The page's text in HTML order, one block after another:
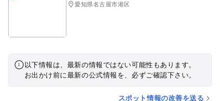
愛知県名古屋市港区
以下情報は、最新の情報ではない可能性もあります。
お出かけ前に最新の公式情報を、必ずご確認下さい。
スポット情報の改善を送る